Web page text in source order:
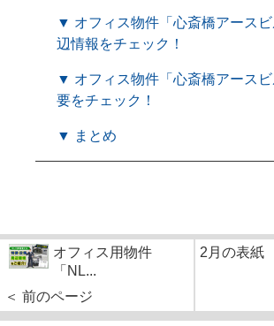
▼ オフィス物件「心斎橋アースビ
辺情報をチェック！
▼ オフィス物件「心斎橋アース
要をチェック！
▼ まとめ
オフィス用物件
「NL...
＜ 前のページ
2月の表紙